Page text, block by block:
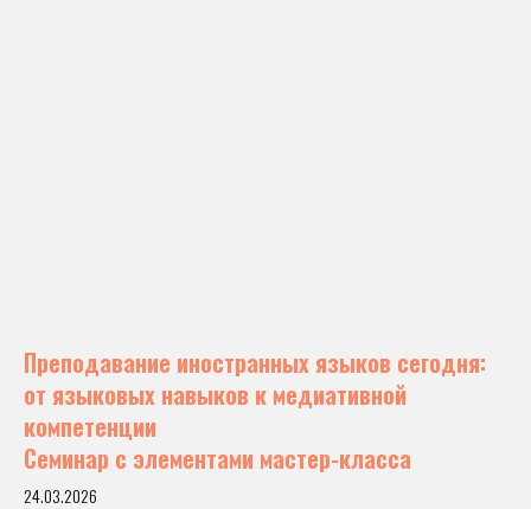
Преподавание иностранных языков сегодня:
от языковых навыков к медиативной
компетенции
Семинар с элементами мастер-класса
24.03.2026